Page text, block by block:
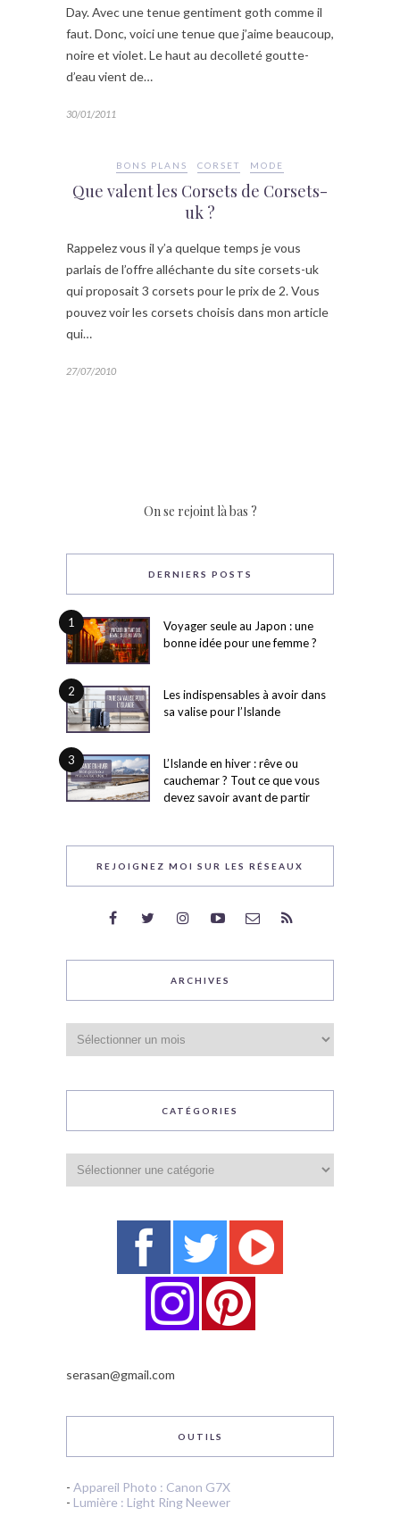
Day. Avec une tenue gentiment goth comme il
faut. Donc, voici une tenue que j’aime beaucoup,
noire et violet. Le haut au decolleté goutte-
d’eau vient de…
30/01/2011
BONS PLANS CORSET MODE
Que valent les Corsets de Corsets-
uk ?
Rappelez vous il y’a quelque temps je vous
parlais de l’offre alléchante du site corsets-uk
qui proposait 3 corsets pour le prix de 2. Vous
pouvez voir les corsets choisis dans mon article
qui…
27/07/2010
On se rejoint là bas ?
DERNIERS POSTS
1
Voyager seule au Japon : une
bonne idée pour une femme ?
2
Les indispensables à avoir dans
sa valise pour l’Islande
3
L’Islande en hiver : rêve ou
cauchemar ? Tout ce que vous
devez savoir avant de partir
REJOIGNEZ MOI SUR LES RÉSEAUX
ARCHIVES
CATÉGORIES
serasan@gmail.com
OUTILS
- Appareil Photo : Canon G7X
- Lumière : Light Ring Neewer